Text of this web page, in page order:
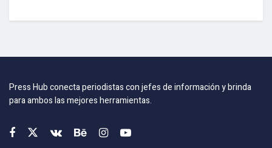
Press Hub conecta periodistas con jefes de información y brinda
para ambos las mejores herramientas.